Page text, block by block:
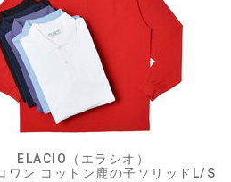
ELACIO（エラシオ）
ワン コットン鹿の子ソリッドL/S